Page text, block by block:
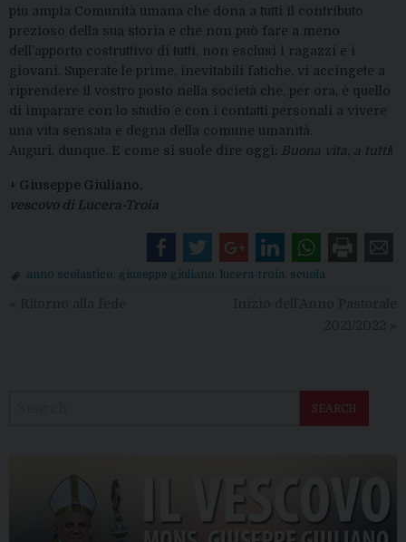
più ampia Comunità umana che dona a tutti il contributo
prezioso della sua storia e che non può fare a meno
dell’apporto costruttivo di tutti, non esclusi i ragazzi e i
giovani. Superate le prime, inevitabili fatiche, vi accingete a
riprendere il vostro posto nella società che, per ora, è quello
di imparare con lo studio e con i contatti personali a vivere
una vita sensata e degna della comune umanità.
Auguri, dunque. E come si suole dire oggi:
Buona vita, a tutti!
+ Giuseppe Giuliano,
vescovo di Lucera-Troia
anno scolastico giuseppe giuliano lucera-troia scuola
SEARCH